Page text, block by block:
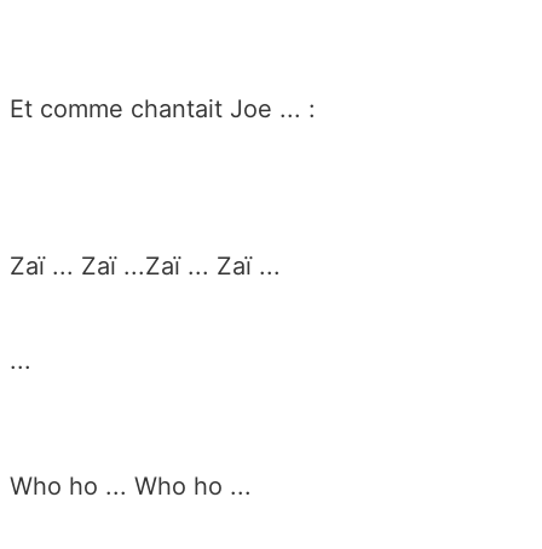
Et comme chantait Joe ... :
Zaï ... Zaï ...Zaï ... Zaï ...
...
Who ho ... Who ho ...